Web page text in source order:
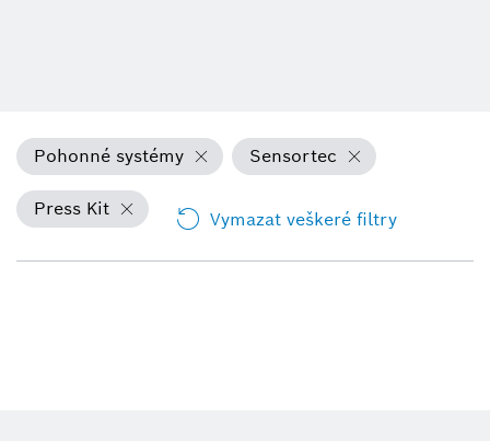
Pohonné systémy Sensortec
Press Kit Vymazat veškeré filtry